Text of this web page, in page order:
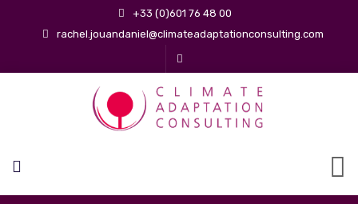
+33 (0)601 76 48 00
rachel.jouandaniel@climateadaptationconsulting.com